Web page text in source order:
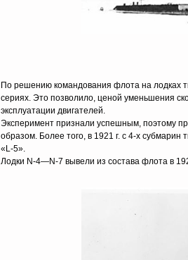
По решению командования флота на лодках
сериях. Это позволило, ценой уменьшения
эксплуатации двигателей.
Эксперимент признали успешным, поэтому
образом. Более того, в 1921 г. с 4-х
«L-5».
Лодки N-4—N-7 вывели из состава флота в